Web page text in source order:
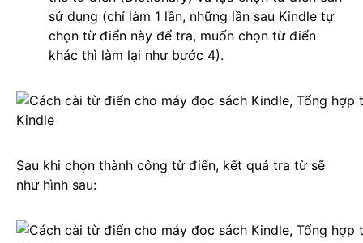
sử dụng (chỉ làm 1 lần, những lần sau Kindle tự
chọn từ điển này để tra, muốn chọn từ điển
khác thì làm lại như bước 4).
Sau khi chọn thành công từ điển, kết quả tra từ sẽ
như hình sau: